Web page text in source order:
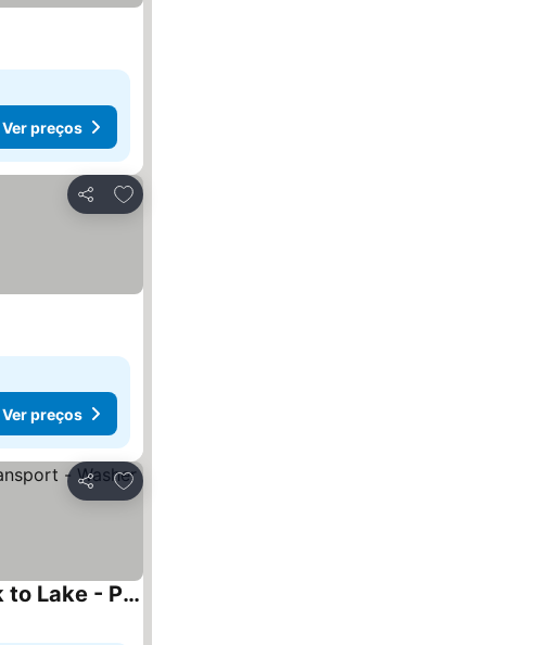
Ver preços
Partilhar
Adicionar aos favoritos
Ver preços
Partilhar
Adicionar aos favoritos
STAYY Rigi Suites - Self-check-in Premium Apartments - 20min to Lucern - 7min Walk to Lake - Public Transport - Washer Dryer